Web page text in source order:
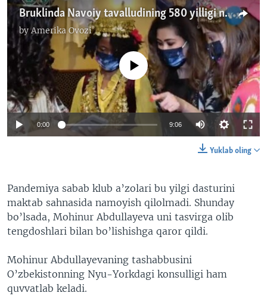
Bruklinda Navoiy tavalludining 580 yilligi nishonlandi
byAmerika Ovozi
No media source currently available
0:00 9:06
Yuklab oling
Pandemiya sabab klub a’zolari bu yilgi dasturini
maktab sahnasida namoyish qilolmadi. Shunday
bo’lsada, Mohinur Abdullayeva uni tasvirga olib
tengdoshlari bilan bo’lishishga qaror qildi.
Mohinur Abdullayevaning tashabbusini
O’zbekistonning Nyu-Yorkdagi konsulligi ham
quvvatlab keladi.